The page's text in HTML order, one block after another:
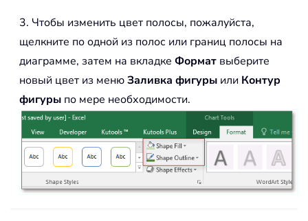
3. Чтобы изменить цвет полосы, пожалуйста,
щелкните по одной из полос или границ полосы на
диаграмме, затем на вкладке Формат выберите
новый цвет из менюЗаливка фигуры или Контур
фигуры по мере необходимости.